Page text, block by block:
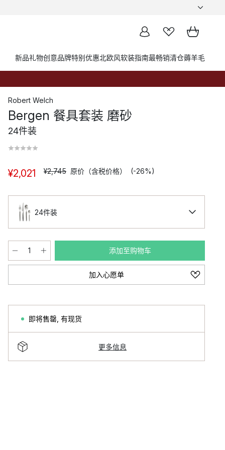
新品礼物创意品牌特别优惠北欧风软装指南最畅销清仓薅羊毛
Robert Welch
Bergen 餐具套装 磨砂
24件装
¥2,021 ¥2,745 原价（含税价格） (-26%)
24件装
添加至购物车
加入心愿单
即将售罄 有现货
更多信息